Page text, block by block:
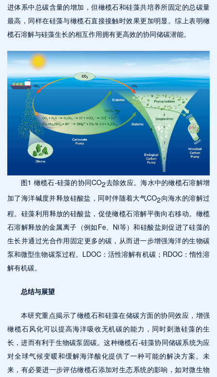
进体系中总碳含量的增加，但橄榄石和硅藻共培养所固定的总碳量
最高，同样在硅藻与橄榄石直接接触时效果更加明显。综上表明橄
榄石溶解与硅藻生长的相互作用拥有更高效的协同储碳潜能。
图1 橄榄石-硅藻的协同CO2去除效应。海水中的橄榄石溶解增
加了海洋碱度并释放硅酸盐，同时伴随着大气CO2向海水的溶解过
程。硅藻利用释放的硅酸盐，促使橄榄石溶解平衡向右移动。橄榄
石溶解释放的金属离子（例如Fe、Ni等）和硅酸盐则促进了硅藻的
生长并通过光合作用固定更多的碳，从而进一步增强海洋的生物碳
泵和微型生物碳泵过程。LDOC：活性溶解有机碳；RDOC：惰性溶
解有机碳。
总结与展望
本研究重点揭示了橄榄石和硅藻在储碳方面的协同效应，增强
橄榄石风化可以提高海洋吸收无机碳的能力，同时刺激硅藻的生
长，进而有利于生物碳泵固碳。这种橄榄石-硅藻协同储碳系统为应
对全球气候变暖和缓解海洋酸化提供了一种可能的解决方案。未
来，有必要进一步评估橄榄石添加对生态系统的影响，如对微生物